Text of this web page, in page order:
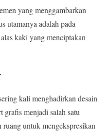
yang menggambarkan
utamanya adalah pada
kaki yang menciptakan
kali menghadirkan desain
menjadi salah satu
untuk mengekspresikan